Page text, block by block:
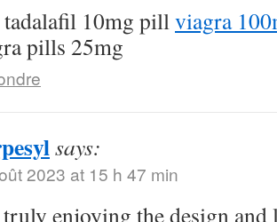
10mg pillviagra
pills 25mg
says:
2023 at 15 h 47 min
enjoying the design